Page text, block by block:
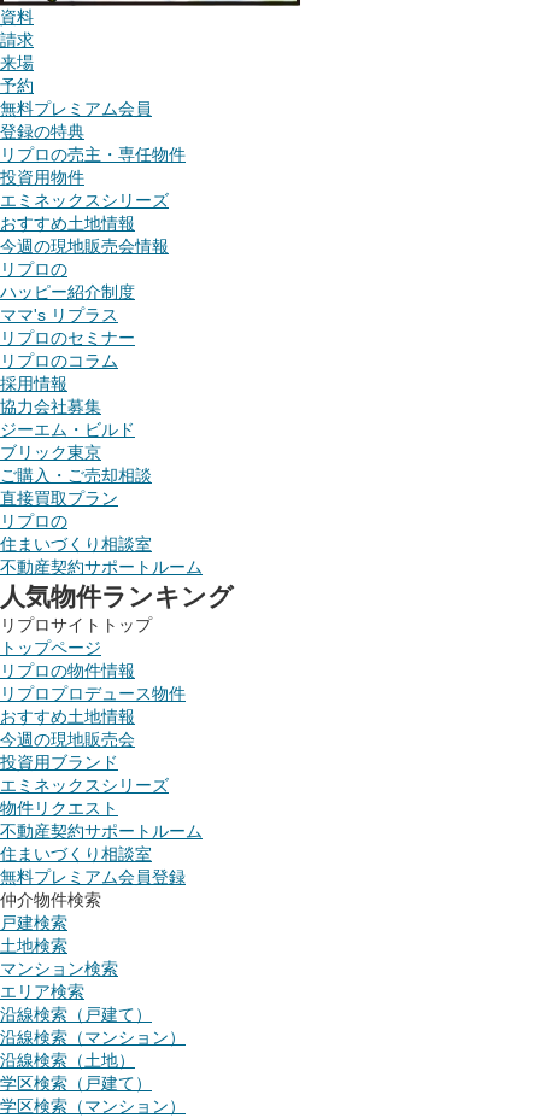
資料
請求
来場
予約
無料プレミアム会員
登録の特典
リプロの売主・専任物件
投資用物件
エミネックスシリーズ
おすすめ土地情報
今週の現地販売会情報
リプロの
ハッピー紹介制度
ママ's リプラス
リプロのセミナー
リプロのコラム
採用情報
協力会社募集
ジーエム・ビルド
ブリック東京
ご購入・ご売却相談
直接買取プラン
リプロの
住まいづくり相談室
不動産契約サポートルーム
人気物件ランキング
リプロサイトトップ
トップページ
リプロの物件情報
リプロプロデュース物件
おすすめ土地情報
今週の現地販売会
投資用ブランド
エミネックスシリーズ
物件リクエスト
不動産契約サポートルーム
住まいづくり相談室
無料プレミアム会員登録
仲介物件検索
戸建検索
土地検索
マンション検索
エリア検索
沿線検索（戸建て）
沿線検索（マンション）
沿線検索（土地）
学区検索（戸建て）
学区検索（マンション）